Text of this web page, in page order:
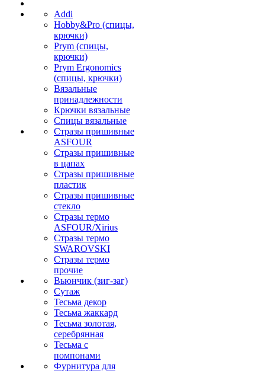
Addi
Hobby&Pro (спицы,
крючки)
Prym (спицы,
крючки)
Prym Ergonomics
(спицы, крючки)
Вязальные
принадлежности
Крючки вязальные
Спицы вязальные
Стразы пришивные
ASFOUR
Стразы пришивные
в цапах
Стразы пришивные
пластик
Стразы пришивные
стекло
Стразы термо
ASFOUR/Xirius
Стразы термо
SWAROVSKI
Стразы термо
прочие
Вьюнчик (зиг-заг)
Сутаж
Тесьма декор
Тесьма жаккард
Тесьма золотая,
серебрянная
Тесьма с
помпонами
Фурнитура для